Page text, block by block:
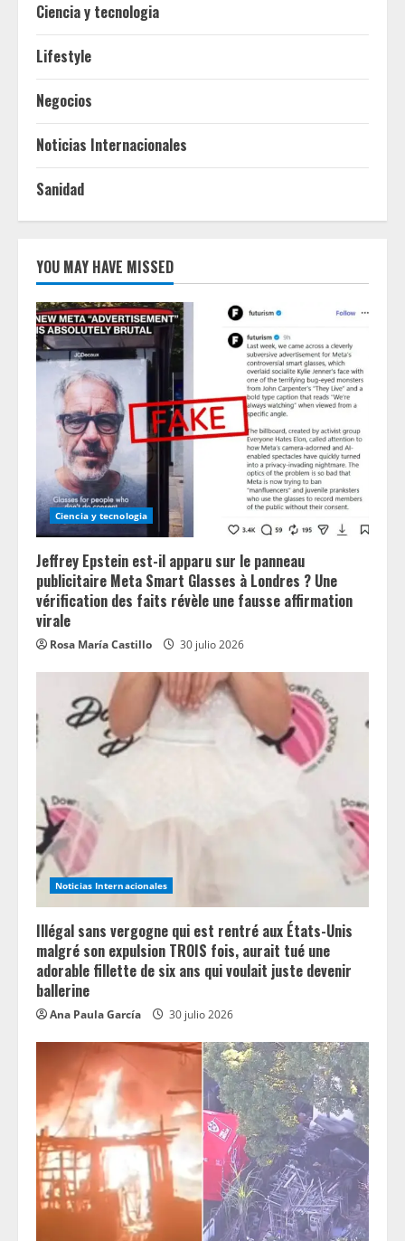
Ciencia y tecnologia
Lifestyle
Negocios
Noticias Internacionales
Sanidad
YOU MAY HAVE MISSED
Ciencia y tecnologia
Jeffrey Epstein est-il apparu sur le panneau
publicitaire Meta Smart Glasses à Londres ? Une
vérification des faits révèle une fausse affirmation
virale
Rosa María Castillo 30 julio 2026
Noticias Internacionales
Illégal sans vergogne qui est rentré aux États-Unis
malgré son expulsion TROIS fois, aurait tué une
adorable fillette de six ans qui voulait juste devenir
ballerine
Ana Paula García 30 julio 2026